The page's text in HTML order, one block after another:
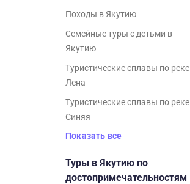
Походы в Якутию
Семейные туры с детьми в
Якутию
Туристические сплавы по реке
Лена
Туристические сплавы по реке
Синяя
Показать все
Туры в Якутию по
достопримечательностям